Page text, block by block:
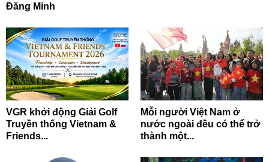
Đăng Minh
VGR khởi động Giải Golf
Truyền thống Vietnam &
Friends...
Mỗi người Việt Nam ở
nước ngoài đều có thể trở
thành một...